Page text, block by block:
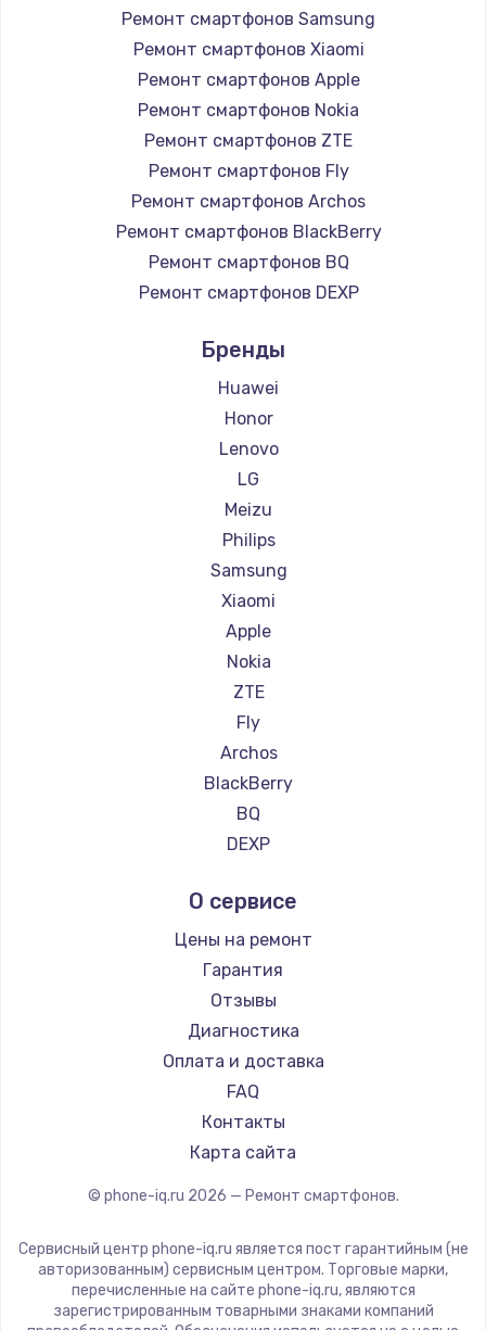
990 руб.
Заказать
Настройка Wi-Fi
1030 руб.
Заказать
Замена шим-контроллера
3900 руб.
Заказать
Замена HDMI
600 руб.
Ремонт смартфонов Samsung
Ремонт смартфонов Xiaomi
Ремонт смартфонов Apple
Ремонт смартфонов Nokia
Ремонт смартфонов ZTE
Ремонт смартфонов Fly
Ремонт смартфонов Archos
Ремонт смартфонов BlackBerry
Ремонт смартфонов BQ
Ремонт смартфонов DEXP
Ремонт смартфонов Ginzzu
Ремонт смартфонов Highscreen
Ремонт смартфонов Irbis
Ремонт смартфонов Kyocera
Ремонт смартфонов LeEco
Ремонт смартфонов OnePlus
Ремонт смартфонов teXet
Ремонт смартфонов Motorola
Ремонт смартфонов Prestigio
Ремонт смартфонов Vertex
Ремонт смартфонов Microsoft
Ремонт смартфонов Sharp
Ремонт смартфонов Elephone
Ремонт смартфонов BlackView
Ремонт смартфонов Google
Ремонт смартфонов Vertu
Ремонт смартфонов Tp-Link
Ремонт смартфонов Nubia
Ремонт смартфонов Land Rover
Ремонт смартфонов Acer
Ремонт смартфонов HP
Ремонт смартфонов Poco
Ремонт смартфонов HTC
Ремонт смартфонов Blackmagic
Ремонт смартфонов Nothing
Ремонт смартфонов iQOO
Бренды
Huawei
Honor
Lenovo
LG
Meizu
Philips
Samsung
Xiaomi
Apple
Nokia
ZTE
Fly
Archos
BlackBerry
BQ
DEXP
Ginzzu
Highscreen
Irbis
Kyocera
LeEco
OnePlus
teXet
Motorola
Prestigio
Elephone
BlackView
О сервисе
Цены на ремонт
Гарантия
Отзывы
Диагностика
Оплата и доставка
FAQ
Контакты
Карта сайта
© phone-iq.ru 2026 — Ремонт смартфонов.
Сервисный центр phone-iq.ru является пост гарантийным (не
авторизованным) сервисным центром. Торговые марки,
перечисленные на сайте phone-iq.ru, являются
зарегистрированным товарными знаками компаний